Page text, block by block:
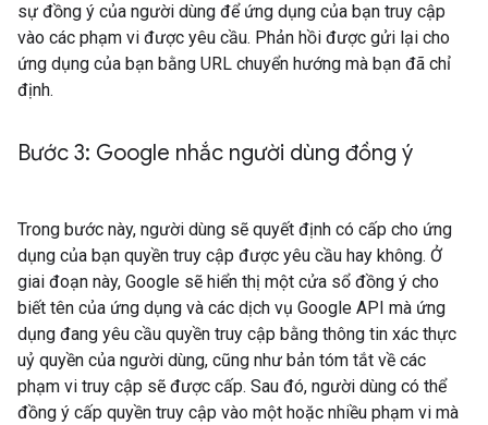
sự đồng ý của người dùng để ứng dụng của bạn truy cập
vào các phạm vi được yêu cầu. Phản hồi được gửi lại cho
ứng dụng của bạn bằng URL chuyển hướng mà bạn đã chỉ
định.
Bước 3: Google nhắc người dùng đồng ý
Trong bước này, người dùng sẽ quyết định có cấp cho ứng
dụng của bạn quyền truy cập được yêu cầu hay không. Ở
giai đoạn này, Google sẽ hiển thị một cửa sổ đồng ý cho
biết tên của ứng dụng và các dịch vụ Google API mà ứng
dụng đang yêu cầu quyền truy cập bằng thông tin xác thực
uỷ quyền của người dùng, cũng như bản tóm tắt về các
phạm vi truy cập sẽ được cấp. Sau đó, người dùng có thể
đồng ý cấp quyền truy cập vào một hoặc nhiều phạm vi mà